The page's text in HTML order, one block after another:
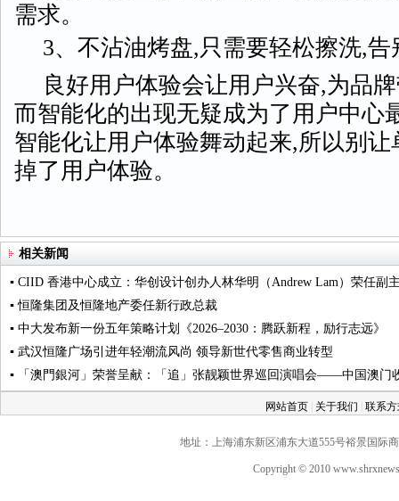
需求。
3、不沾油烤盘,只需要轻松擦洗,告
良好用户体验会让用户兴奋,为品
而智能化的出现无疑成为了用户中心
智能化让用户体验舞动起来,所以别
掉了用户体验。
相关新闻
▪ CIID 香港中心成立：华创设计创办人林华明（Andrew Lam）荣任副
▪ 恒隆集团及恒隆地产委任新行政总裁
▪ 中大发布新一份五年策略计划《2026‒2030：腾跃新程，励行志远》
▪ 武汉恒隆广场引进年轻潮流风尚 领导新世代零售商业转型
▪ 「澳門銀河」荣誉呈献：「追」张靓颖世界巡回演唱会——中国澳门
网站首页 关于我们 联系
地址：上海浦东新区浦东大道555号裕景国际
Copyright © 2010